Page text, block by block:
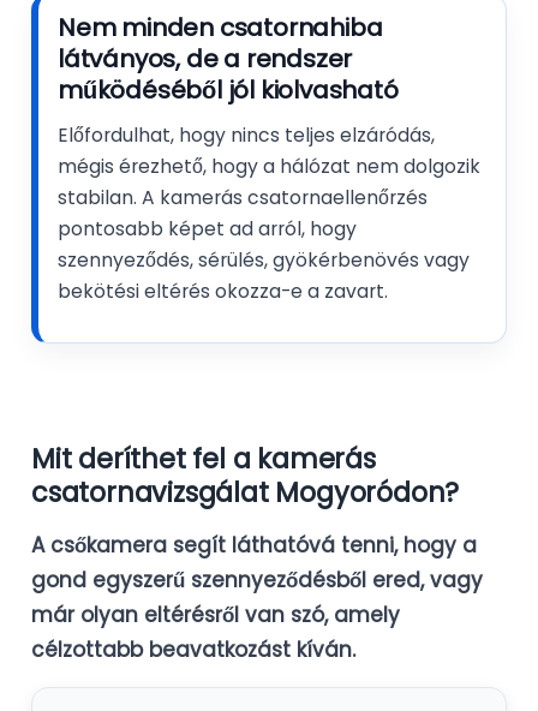
Nem minden csatornahiba
látványos, de a rendszer
működéséből jól kiolvasható
Előfordulhat, hogy nincs teljes elzáródás,
mégis érezhető, hogy a hálózat nem dolgozik
stabilan. A kamerás csatornaellenőrzés
pontosabb képet ad arról, hogy
szennyeződés, sérülés, gyökérbenövés vagy
bekötési eltérés okozza-e a zavart.
Mit deríthet fel a kamerás
csatornavizsgálat Mogyoródon?
A csőkamera segít láthatóvá tenni, hogy a
gond egyszerű szennyeződésből ered, vagy
már olyan eltérésről van szó, amely
célzottabb beavatkozást kíván.